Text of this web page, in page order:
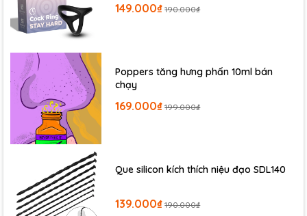
149.000₫ 190.000₫
Poppers tăng hưng phấn 10ml bán
chạy
169.000₫ 199.000₫
Que silicon kích thích niệu đạo SDL140
139.000₫ 190.000₫